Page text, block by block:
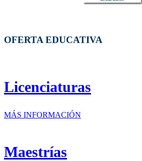
OFERTA EDUCATIVA
Licenciaturas
MÁS INFORMACIÓN
Maestrías